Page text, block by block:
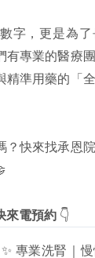
字，更是為
有專業的醫療
精準用藥的「
？快來找承恩
來電預約 👇
✨ 專業洗腎｜